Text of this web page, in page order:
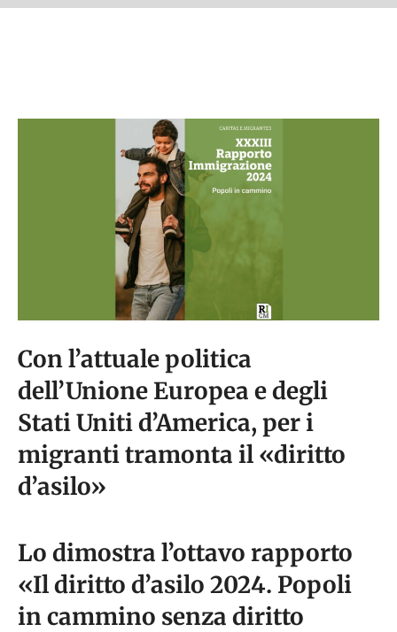
Con l’attuale politica
dell’Unione Europea e degli
Stati Uniti d’America, per i
migranti tramonta il «diritto
d’asilo»
Lo dimostra l’ottavo rapporto
«Il diritto d’asilo 2024. Popoli
in cammino senza diritto